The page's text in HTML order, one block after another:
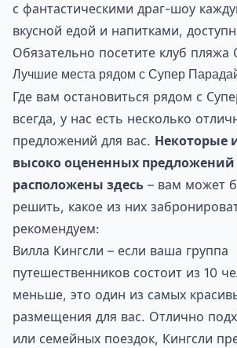
с фантастическими драг-шоу
вкусной едой и напитками,
Обязательно посетите клуб пляжа
Лучшие места рядом с Супер
Где вам остановиться рядом с
всегда, у нас есть несколько
предложений для вас. Некоторые
высоко оцененных предложений
расположены здесь – вам может
решить, какое из них
рекомендуем:
Вилла Кингсли – если ваша группа
путешественников состоит из 10
меньше, это один из самых
размещения для вас. Отлично
или семейных поездок, Кингсли